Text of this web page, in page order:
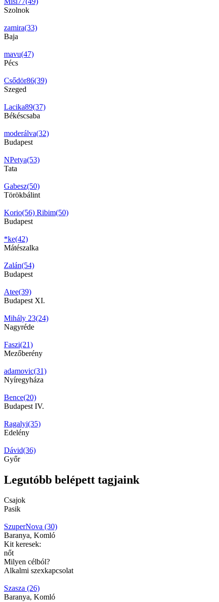
Szolnok
zamira(33)
Baja
mavu(47)
Pécs
Csődör86(39)
Szeged
Lacika89(37)
Békéscsaba
moderálva(32)
Budapest
NPetya(53)
Tata
Gabesz(50)
Törökbálint
Korio(56) Ribim(50)
Budapest
*ke(42)
Mátészalka
Zalán(54)
Budapest
Atee(39)
Budapest XI.
Mihály 23(24)
Nagyréde
Faszi(21)
Mezőberény
adamovic(31)
Nyíregyháza
Bence(20)
Budapest IV.
Ragalyi(35)
Edelény
Dávid(36)
Győr
Legutóbb belépett tagjaink
Csajok
Pasik
SzuperNova (30)
Baranya, Komló
Kit keresek:
nőt
Milyen célból?
Alkalmi szexkapcsolat
Szasza (26)
Baranya, Komló